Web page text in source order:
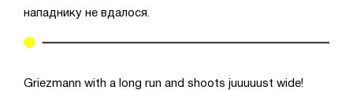
нападнику не вдалося.
Griezmann with a long run and shoots juuuuust wide!